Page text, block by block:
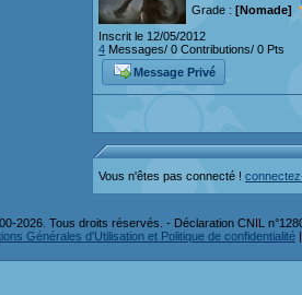
Grade : [Nomade]
Inscrit le 12/05/2012
4 Messages/ 0 Contributions/ 0 Pts
Message Privé
Vous n'êtes pas connecté !
2026. Tous droits réservés. - Déclaration CNIL
Générales d'Utilisation et Politique de confidentialité